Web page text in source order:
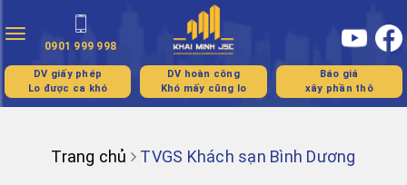
Toggle
navigation
0901 999 998
DV giấy phép
Lo được ca khó
DV hoàn công
Khó mấy cũng lo
Báo giá
xây phần thô
Trang chủ TVGS Khách sạn Bình Dương